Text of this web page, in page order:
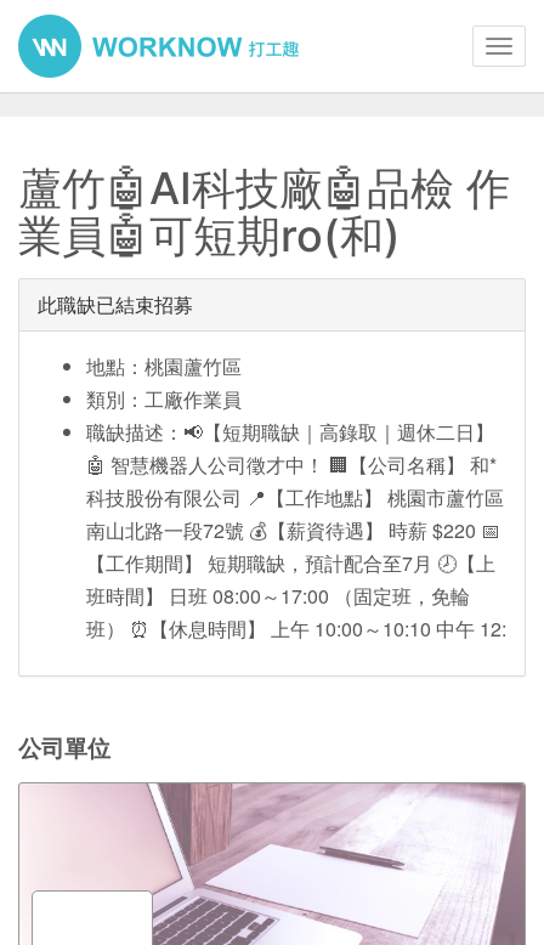
蘆竹🤖AI科技廠🤖品檢 作
業員🤖可短期ro(和)
此職缺已結束招募
地點：桃園蘆竹區
類別：工廠作業員
職缺描述：📢【短期職缺｜高錄取｜週休二日】
🤖 智慧機器人公司徵才中！ 🏢【公司名稱】 和*
科技股份有限公司 📍【工作地點】 桃園市蘆竹區
南山北路一段72號 💰【薪資待遇】 時薪 $220 📅
【工作期間】 短期職缺，預計配合至7月 🕗【上
班時間】 日班 08:00～17:00 （固定班，免輪
班） ⏰【休息時間】 上午 10:00～10:10 中午 12:
公司單位